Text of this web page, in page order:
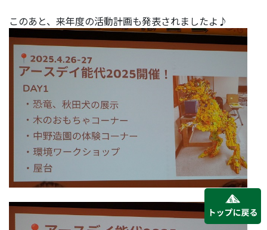
このあと、来年度の活動計画も発表されましたよ♪